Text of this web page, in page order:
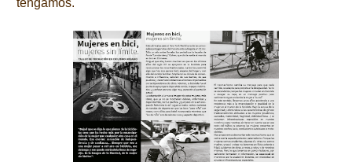
tengamos.